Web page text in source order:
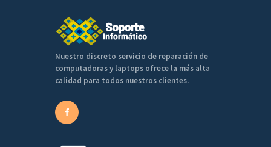
Nuestro discreto servicio de reparación de
computadoras y laptops ofrece la más alta
calidad para todos nuestros clientes.